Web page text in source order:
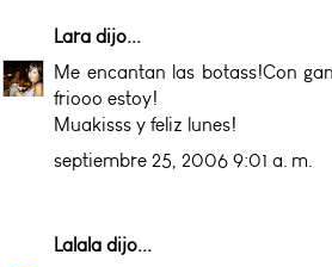
Lara dijo...
Me encantan las botass!Con
friooo estoy!
Muakisss y feliz lunes!
septiembre 25, 2006 9:01 a. m.
Lalala dijo...